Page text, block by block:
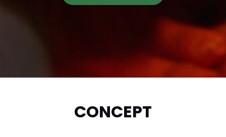
CONCEPT